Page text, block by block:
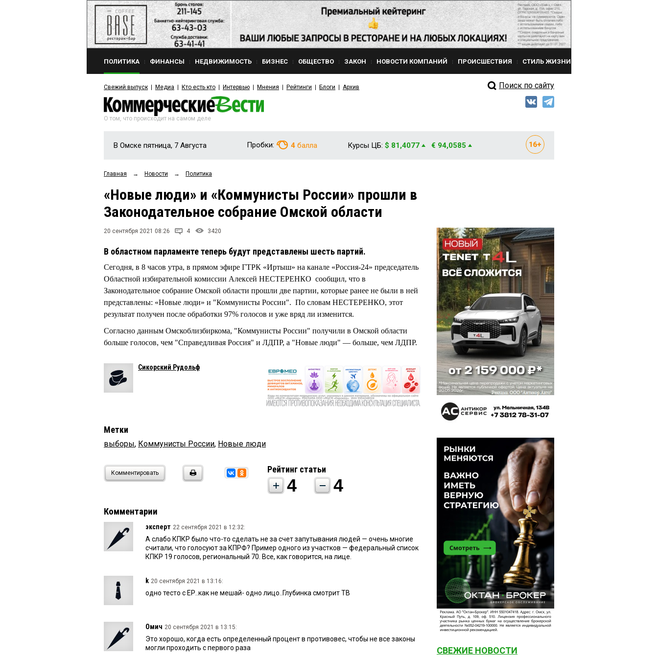
ПОЛИТИКА ФИНАНСЫ НЕДВИЖИМОСТЬ БИЗНЕС ОБЩЕСТВО ЗАКОН НОВОСТИ КОМПАНИЙ ПРОИСШЕСТВИЯ СТИЛЬ ЖИЗНИ
Свежий выпуск Медиа Кто есть кто Интервью Мнения Рейтинги Блоги Архив Поиск по сайту
О том, что происходит на самом деле
В Омске пятница, 7 Августа Пробки: 4 балла Курсы ЦБ: $ 81,4077 € 94,0585
Главная → Новости → Политика
«Новые люди» и «Коммунисты России» прошли в
Законодательное собрание Омской области
20 сентября 2021 08:26 4 3420
В областном парламенте теперь будут представлены шесть партий.
Сегодня, в 8 часов утра, в прямом эфире ГТРК «Иртыш» на канале «Россия-24» председатель
Областной избирательной комиссии Алексей НЕСТЕРЕНКО сообщил, что в
Законодательное собрание Омской области прошли две партии, которые ранее не были в ней
представлены: «Новые люди» и "Коммунисты России". По словам НЕСТЕРЕНКО, этот
результат получен после обработки 97% голосов и уже вряд ли изменится.
Согласно данным Омскоблизбиркома, "Коммунисты России" получили в Омской области
больше голосов, чем "Справедливая Россия" и ЛДПР, а "Новые люди" — больше, чем ЛДПР.
Сикорский Рудольф
Метки
выборы, Коммунисты России, Новые люди
Комментировать Рейтинг статьи
4 4
Комментарии
эксперт 22 сентября 2021 в 12:32:
А слабо КПКР было что-то сделать не за счет запутывания людей — очень многие
считали, что голосуют за КПРФ? Пример одного из участков — федеральный список
КПКР 19 голосов, региональный 70. Все, как говорится, на лице.
k 20 сентября 2021 в 13:16:
одно тесто с ЕР..как не мешай- одно лицо..Глубинка смотрит ТВ
Омич 20 сентября 2021 в 13:15:
Это хорошо, когда есть определенный процент в противовес, чтобы не все законы
могли проходить с первого раза
СВЕЖИЕ НОВОСТИ